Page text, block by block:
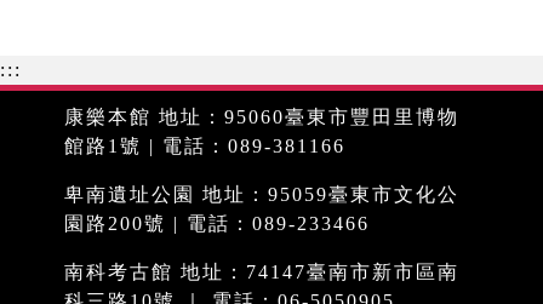
:::
康樂本館 地址：95060臺東市豐田里博物
館路1號 | 電話：089-381166
卑南遺址公園 地址：95059臺東市文化公
園路200號 | 電話：089-233466
南科考古館 地址：74147臺南市新市區南